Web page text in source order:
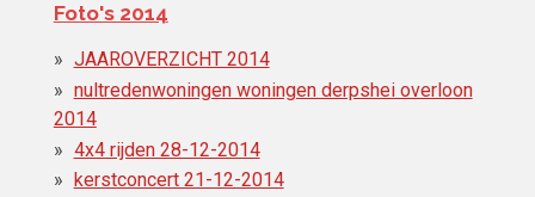
Foto's 2014
JAAROVERZICHT 2014
nultredenwoningen woningen derpshei overloon
2014
4x4 rijden 28-12-2014
kerstconcert 21-12-2014